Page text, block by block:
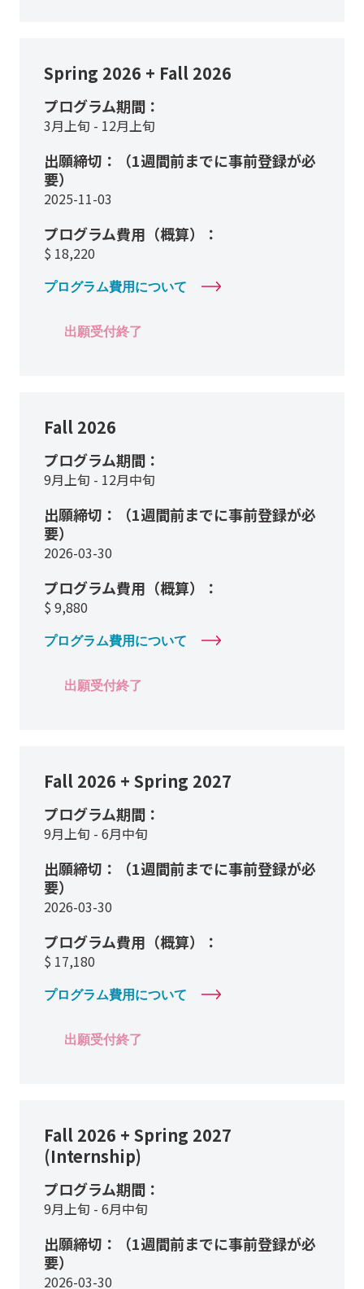
Spring 2026 + Fall 2026
プログラム期間：
3月上旬 - 12月上旬
出願締切：（1週間前までに事前登録が必
要）
2025-11-03
プログラム費用（概算）：
$ 18,220
プログラム費用について
出願受付終了
Fall 2026
プログラム期間：
9月上旬 - 12月中旬
出願締切：（1週間前までに事前登録が必
要）
2026-03-30
プログラム費用（概算）：
$ 9,880
プログラム費用について
出願受付終了
Fall 2026 + Spring 2027
プログラム期間：
9月上旬 - 6月中旬
出願締切：（1週間前までに事前登録が必
要）
2026-03-30
プログラム費用（概算）：
$ 17,180
プログラム費用について
出願受付終了
Fall 2026 + Spring 2027
(Internship)
プログラム期間：
9月上旬 - 6月中旬
出願締切：（1週間前までに事前登録が必
要）
2026-03-30